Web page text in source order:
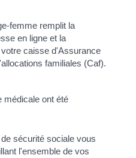
femme remplit la
en ligne et la
caisse d'Assurance
familiales (Caf).
médicale ont été
sécurité sociale vous
l'ensemble de vos